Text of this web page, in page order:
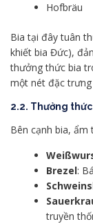
Hofbräu
Bia tại đây tuân
khiết bia Đức),
thưởng thức bia
một nét đặc trưng
2.2. Thưởng
Bên cạnh bia,
Brezel:
truyền